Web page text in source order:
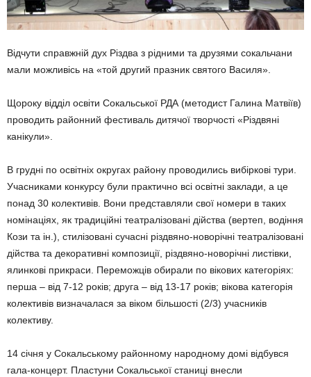
Відчути справжній дух Різдва з рідними та друзями сокальчани
мали можливісь на «той другий празник святого Василя».
Щороку відділ освіти Сокальської РДА (методист Галина Матвіїв)
проводить районний фестиваль дитячої творчості «Різдвяні
канікули».
В грудні по освітніх округах району проводились вибіркові тури.
Учасниками конкурсу були практично всі освітні заклади, а це
понад 30 колективів. Вони представляли свої номери в таких
номінаціях, як традиційні театралізовані дійства (вертеп, водіння
Кози та ін.), стилізовані сучасні різдвяно-новорічні театралізовані
дійства та декоративні композиції, різдвяно-новорічні листівки,
ялинкові прикраси. Переможців обирали по вікових категоріях:
перша – від 7-12 років; друга – від 13-17 років; вікова категорія
колективів визначалася за віком більшості (2/3) учасників
колективу.
14 січня у Сокальському районному народному домі відбувся
гала-концерт. Пластуни Сокальської станиці внесли